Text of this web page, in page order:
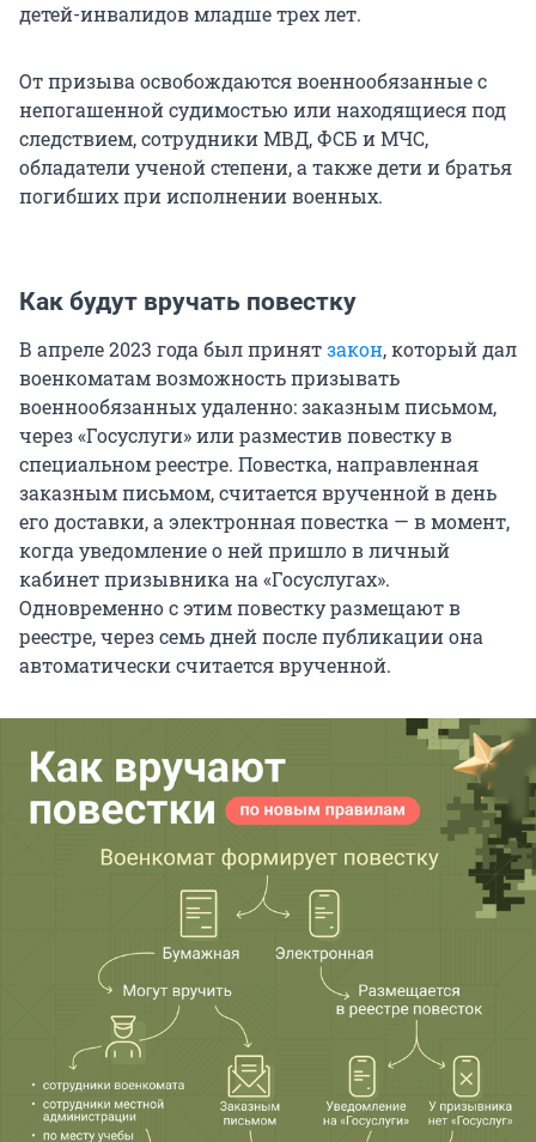
детей-инвалидов младше трех лет.
От призыва освобождаются военнообязанные с
непогашенной судимостью или находящиеся под
следствием, сотрудники МВД, ФСБ и МЧС,
обладатели ученой степени, а также дети и братья
погибших при исполнении военных.
Как будут вручать повестку
В апреле 2023 года был принятзакон, который дал
военкоматам возможность призывать
военнообязанных удаленно: заказным письмом,
через «Госуслуги» или разместив повестку в
специальном реестре. Повестка, направленная
заказным письмом, считается врученной в день
его доставки, а электронная повестка — в момент,
когда уведомление о ней пришло в личный
кабинет призывника на «Госуслугах».
Одновременно с этим повестку размещают в
реестре, через семь дней после публикации она
автоматически считается врученной.